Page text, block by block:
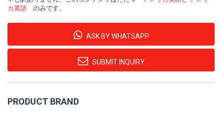
カ英語 のみです。
ASK BY WHATSAPP
SUBMIT INQUIRY
PRODUCT BRAND